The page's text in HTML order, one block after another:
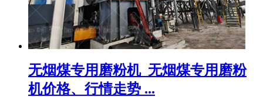
无烟煤专用磨粉机_无烟煤专用磨粉
机价格、行情走势 ...